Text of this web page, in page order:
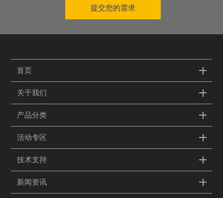
提交您的需求
首页
关于我们
产品分类
活动专区
技术支持
新闻资讯